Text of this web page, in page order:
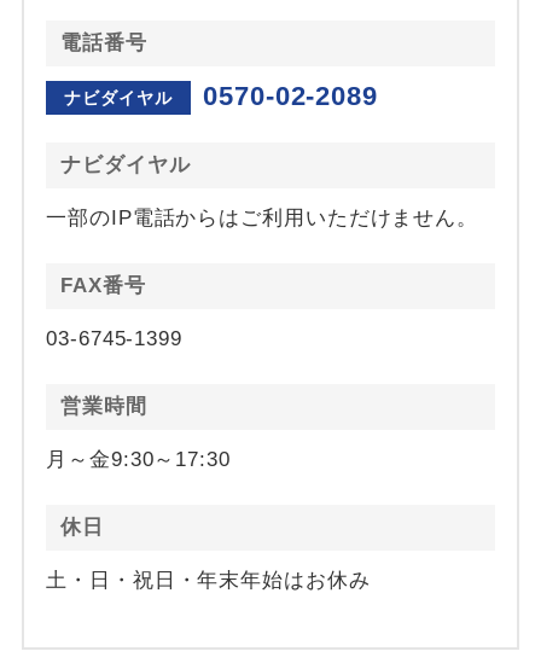
電話番号
ナビダイヤル 0570-02-2089
ナビダイヤル
一部のIP電話からはご利用いただけません。
FAX番号
03-6745-1399
営業時間
月～金9:30～17:30
休日
土・日・祝日・年末年始はお休み